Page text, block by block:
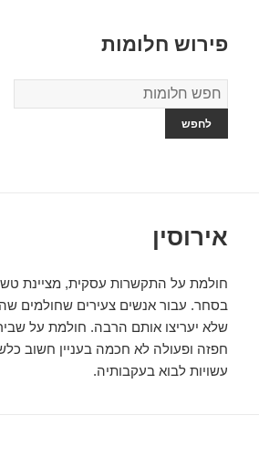
פירוש חלומות
מילון
החלומות
אירוסין
חולמת על התקשרות עסקית, מציינת
בסחר. עבור אנשים צעירים שחולמים
שלא יעריצו אותם הרבה. חולמת על
חפזה ופעולה לא חכמה בעניין חשוב
עשויות לבוא בעקבותיה.